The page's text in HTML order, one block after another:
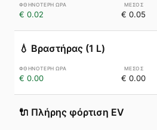
€ 0.02 € 0.05
💧 Βραστήρας (1 L)
€ 0.00 € 0.00
🔌 Πλήρης φόρτιση EV